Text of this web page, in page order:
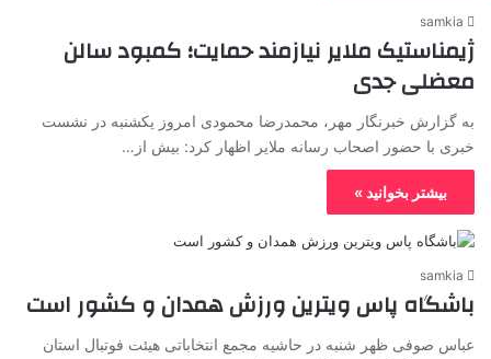
samkia
ژیمناستیک ملایر نیازمند حمایت؛ کمبود سالن
معضلی جدی
به گزارش خبرنگار مهر، محمدرضا محمودی امروز یکشنبه در نشست
خبری با حضور اصحاب رسانه ملایر اظهار کرد: بیش از…
بیشتر بخوانید »
samkia
باشگاه پاس ویترین ورزش همدان و کشور است
عباس صوفی ظهر شنبه در حاشیه مجمع انتخاباتی هیئت فوتبال استان